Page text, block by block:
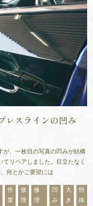
レスラインの凹み
が、一枚目の写真の凹みが結構
リペアしました。目立たなく
何とかご要望には
作
業
修
理
修
理
凹
み
大
き
特
殊